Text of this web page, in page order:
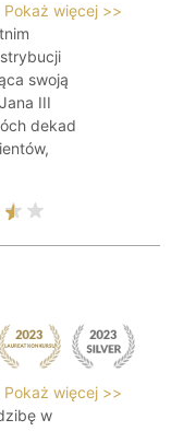
Pokaż więcej >>
swoją
III
dekad
Pokaż więcej >>
w